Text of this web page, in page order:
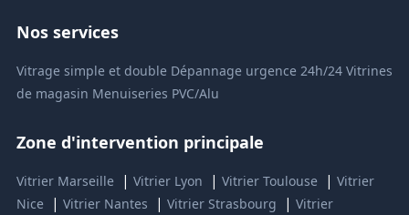
Nos services
Vitrage simple et double Dépannage urgence 24h/24 Vitrines
de magasin Menuiseries PVC/Alu
Zone d'intervention principale
Vitrier Marseille | Vitrier Lyon | Vitrier Toulouse | Vitrier
Nice
| Vitrier Nantes | Vitrier Strasbourg | Vitrier